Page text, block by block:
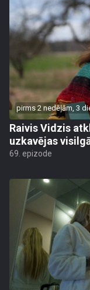
pirms 2 nedēļām, 3
Raivis Vidzis
uzkavējas
69. epizode